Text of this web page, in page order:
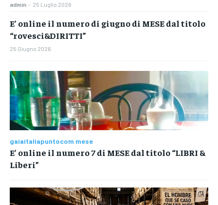
admin - 25 Luglio 2026
E’ online il numero di giugno di MESE dal titolo
“rovesci&DIRITTI”
25 Giugno 2026
gaiaitaliapuntocom mese
E’ online il numero 7 di MESE dal titolo “LIBRI &
Liberi”